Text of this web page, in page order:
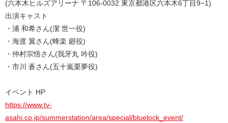
(六本木ヒルズアリーナ 〒106-0032 東京都港区六本木6丁目9−1)
出演キャスト
・浦 和希さん(潔 世一役)
・海渡 翼さん(蜂楽 廻役)
・仲村宗悟さん(我牙丸 吟役)
・市川 蒼さん(五十嵐栗夢役)
イベント HP
https://www.tv-
asahi.co.jp/summerstation/area/special/bluelock_event/